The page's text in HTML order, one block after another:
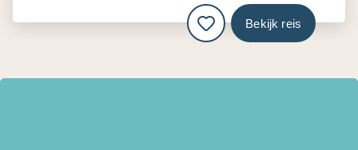
Bekijk reis